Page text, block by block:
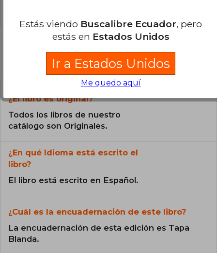
Preguntas frecuentes sobre el libro
¿El libro es original?
Todos los libros de nuestro
catálogo son Originales.
¿En qué Idioma está escrito el
libro?
El libro está escrito en Español.
¿Cuál es la encuadernación de este libro?
La encuadernación de esta edición es Tapa
Blanda.
Estás viendo Buscalibre Ecuador, pero
estás en Estados Unidos
Ir a Estados Unidos
Me quedo aquí